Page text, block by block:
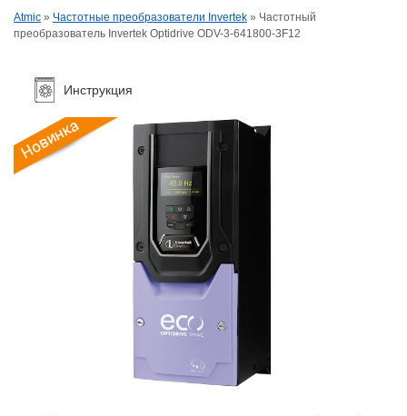
Atmic » Частотные преобразователи Invertek » Частотный
преобразователь Invertek Optidrive ODV-3-641800-3F12
Инструкция